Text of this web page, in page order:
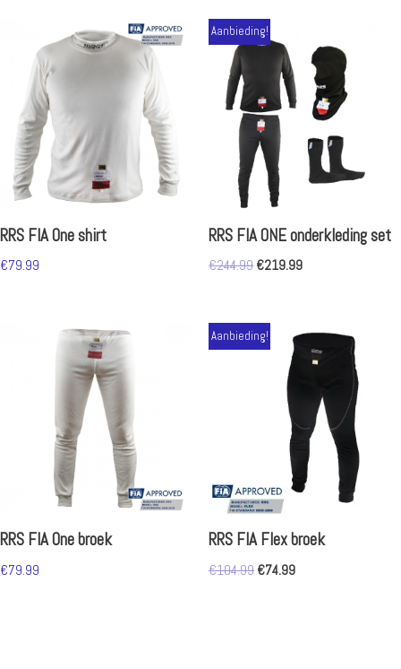
RRS FIA One shirt
€79.99
Aanbieding!
RRS FIA ONE onderkleding set
€244.99 €219.99
RRS FIA One broek
€79.99
Aanbieding!
RRS FIA Flex broek
€104.99 €74.99